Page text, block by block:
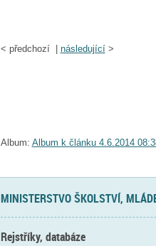
< předchozí | následující>
Album: Album k článku 4.6.2014
MINISTERSTVO ŠKOLSTVÍ,
Rejstříky, databáze